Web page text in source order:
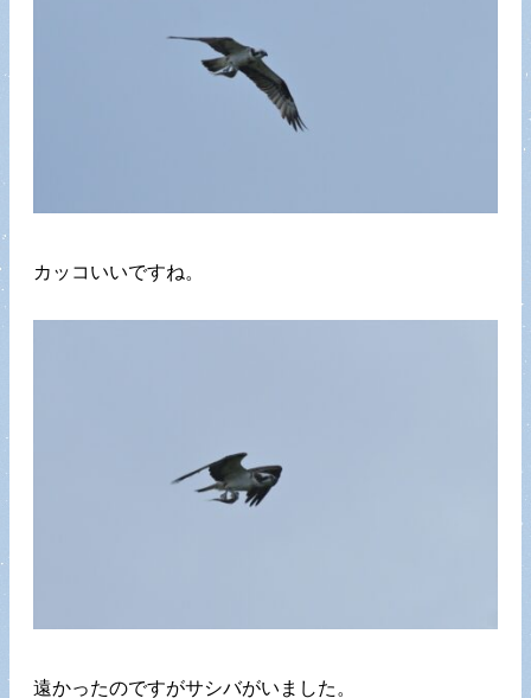
カッコいいですね。
遠かったのですがサシバがいました。